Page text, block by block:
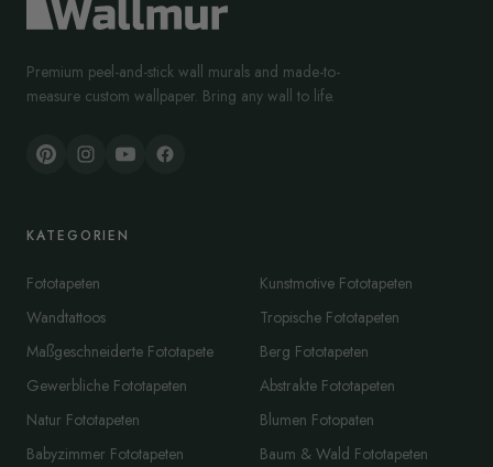
Premium peel-and-stick wall murals and made-to-
measure custom wallpaper. Bring any wall to life.
KATEGORIEN
Fototapeten
Wandtattoos
Maßgeschneiderte Fototapete
Gewerbliche Fototapeten
Natur Fototapeten
Babyzimmer Fototapeten
Kunstmotive Fototapeten
Tropische Fototapeten
Berg Fototapeten
Abstrakte Fototapeten
Blumen Fotopaten
Baum & Wald Fototapeten